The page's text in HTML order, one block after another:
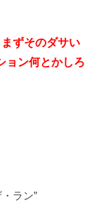
ずそのダサい
ョン何とかしろ
ラン”